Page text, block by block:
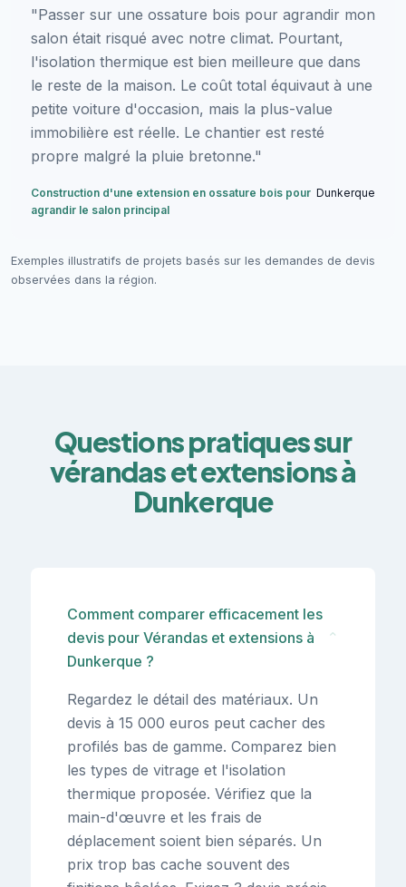
"Passer sur une ossature bois pour agrandir mon
salon était risqué avec notre climat. Pourtant,
l'isolation thermique est bien meilleure que dans
le reste de la maison. Le coût total équivaut à une
petite voiture d'occasion, mais la plus-value
immobilière est réelle. Le chantier est resté
propre malgré la pluie bretonne."
Construction d'une extension en ossature bois pour
agrandir le salon principal
Dunkerque
Exemples illustratifs de projets basés sur les demandes de devis
observées dans la région.
Questions pratiques sur
vérandas et extensions à
Dunkerque
Comment comparer efficacement les
devis pour Vérandas et extensions à
Dunkerque ?
⌄
Regardez le détail des matériaux. Un
devis à 15 000 euros peut cacher des
profilés bas de gamme. Comparez bien
les types de vitrage et l'isolation
thermique proposée. Vérifiez que la
main-d'œuvre et les frais de
déplacement soient bien séparés. Un
prix trop bas cache souvent des